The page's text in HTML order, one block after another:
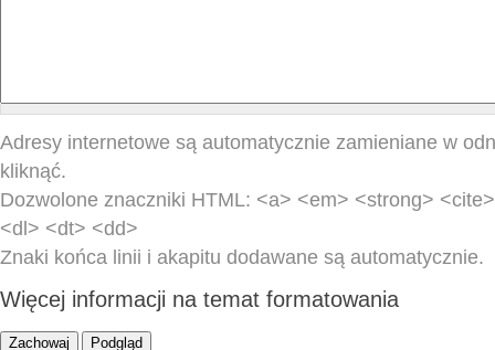
Adresy internetowe są automatycznie zamieniane w
kliknąć.
Dozwolone znaczniki HTML: <a> <em> <strong>
<dl> <dt> <dd>
Znaki końca linii i akapitu dodawane są automatycznie.
Więcej informacji na temat formatowania